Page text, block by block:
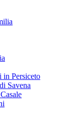
in Persiceto
Savena